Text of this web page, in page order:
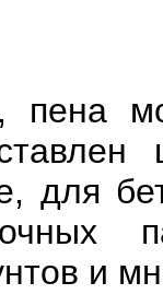
пена
для
и